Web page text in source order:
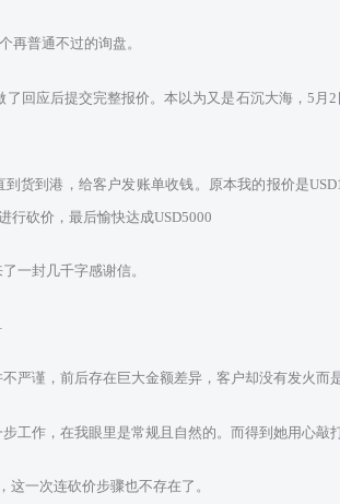
再普通不过的询盘。
了回应后提交完整报价。本以为又是石沉大海，5
货到港，给客户发账单收钱。原本我的报价是
行砍价，最后愉快达成USD5000
一封几千字感谢信。
严谨，前后存在巨大金额差异，客户却没有发火而
工作，在我眼里是常规且自然的。而得到她用心敲
一次连砍价步骤也不存在了。